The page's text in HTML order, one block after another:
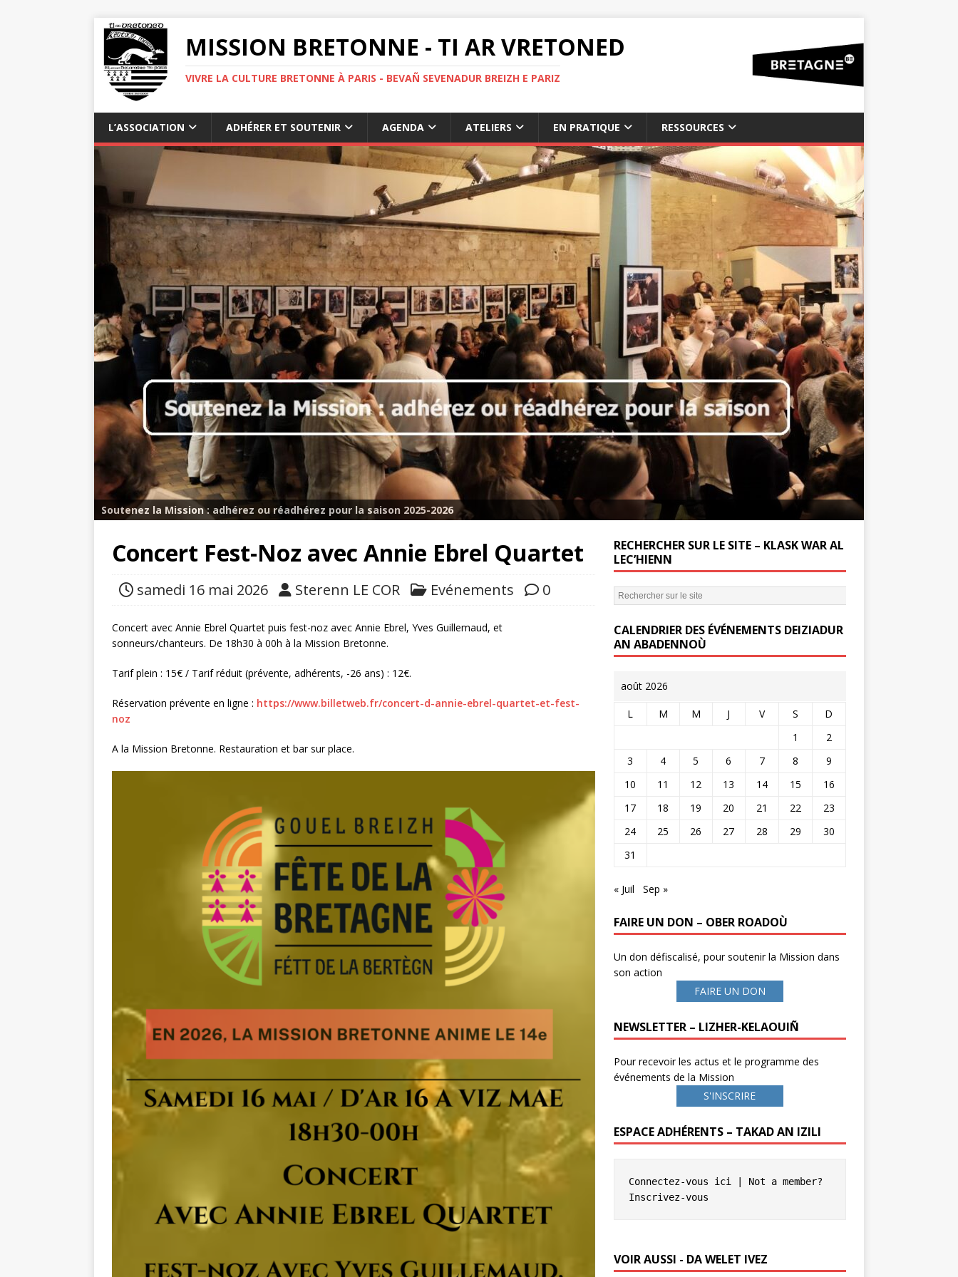
MISSION BRETONNE - TI AR VRETONED
VIVRE LA CULTURE BRETONNE À PARIS - BEVAÑ SEVENADUR BREIZH E PARIZ
L’ASSOCIATION ADHÉRER ET SOUTENIR AGENDA ATELIERS EN PRATIQUE RESSOURCES
Soutenez la Mission : adhérez ou réadhérez pour la saison 2025-2026
Concert Fest-Noz avec Annie Ebrel Quartet
samedi 16 mai 2026 Sterenn LE COR Evénements 0
Concert avec Annie Ebrel Quartet puis fest-noz avec Annie Ebrel, Yves Guillemaud, et
sonneurs/chanteurs. De 18h30 à 00h à la Mission Bretonne.
Tarif plein : 15€ / Tarif réduit (prévente, adhérents, -26 ans) : 12€.
Réservation prévente en ligne : https://www.billetweb.fr/concert-d-annie-ebrel-quartet-et-fest-
noz
A la Mission Bretonne. Restauration et bar sur place.
RECHERCHER SUR LE SITE – KLASK WAR AL
LEC’HIENN
CALENDRIER DES ÉVÉNEMENTS DEIZIADUR
AN ABADENNOÙ
août 2026
L M M J V S
D
1
2
3
4 5 6 7 8
9
10
11 12 13 14 15
16
17
18 19 20 21 22
23
24
25 26 27 28 29
30
31
« Juil Sep »
FAIRE UN DON – OBER ROADOÙ
Un don défiscalisé, pour soutenir la Mission dans
son action
FAIRE UN DON
NEWSLETTER – LIZHER-KELAOUIÑ
Pour recevoir les actus et le programme des
événements de la Mission
S'INSCRIRE
ESPACE ADHÉRENTS – TAKAD AN IZILI
Connectez-vous ici
Inscrivez-vous
VOIR AUSSI - DA WELET IVEZ